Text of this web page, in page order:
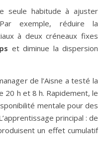
seule habitude à ajuster
exemple, réduire la
à deux créneaux fixes
et diminue la dispersion
de l’Aisne a testé la
20 h et 8 h. Rapidement, le
mentale pour des
principal : de
un effet cumulatif